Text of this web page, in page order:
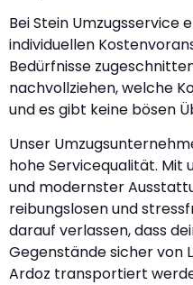
Bei Stein Umzugsservice
individuellen
Bedürfnisse
nachvollziehen, welche
und es gibt keine bösen
Unser
hohe Servicequalität.
und modernster
reibungslosen und
darauf verlassen, dass
Gegenstände sicher von
Ardoz transportiert